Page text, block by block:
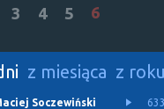
3 4 5 6
z miesiąca z
Soczewiński